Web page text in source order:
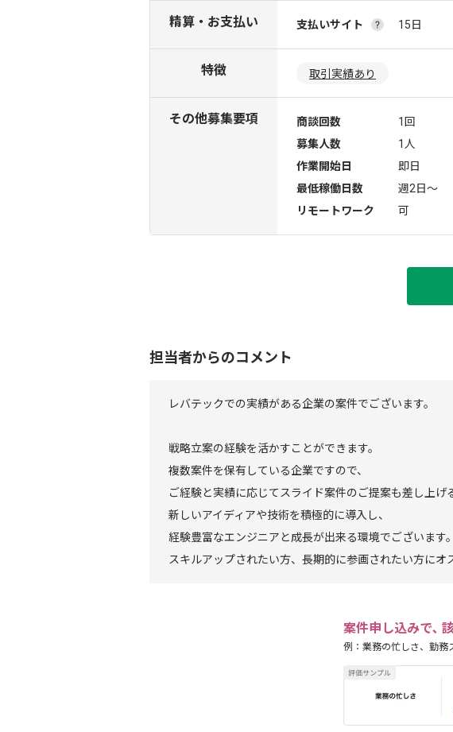
精算・お支払い 支払いサイト 15日
特徴 取引実績あり
その他募集要項 商談回数
1回
募集人数
1人
作業開始日
即日
最低稼働日数
週2日〜
リモートワーク
可
担当者からのコメント
レバテックでの実績がある企業の案件でございます。
戦略立案の経験を活かすことができます。
複数案件を保有している企業ですので、
ご経験と実績に応じてスライド案件のご提案も差し上げ
新しいアイディアや技術を積極的に導入し、
経験豊富なエンジニアと成長が出来る環境でございます。
スキルアップされたい方、長期的に参画されたい方にオ
案件申し込みで､
例：業務の忙しさ、勤務